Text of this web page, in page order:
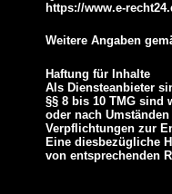
https://www.e-
Weitere Angaben
Haftung für Inhalte
Als Diensteanbieter
§§ 8 bis 10 TMG sind
oder nach
Verpflichtungen zur
Eine diesbezügliche
von entsprechenden